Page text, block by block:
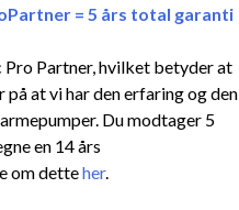
= 5 års total garanti
Pro Partner, hvilket betyder at
at vi har den erfaring og den
Du modtager 5
en 14 års
om detteher.